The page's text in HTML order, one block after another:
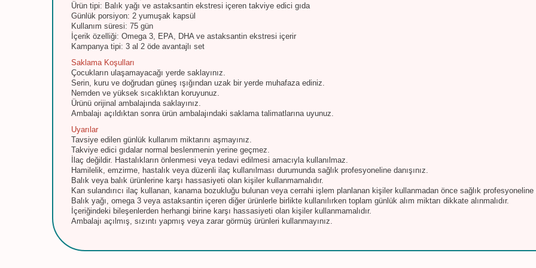
Ürün tipi: Balık yağı ve astaksantin ekstresi içeren takviye edici gıda
Günlük porsiyon: 2 yumuşak kapsül
Kullanım süresi: 75 gün
İçerik özelliği: Omega 3, EPA, DHA ve astaksantin ekstresi içerir
Kampanya tipi: 3 al 2 öde avantajlı set
Saklama Koşulları
Çocukların ulaşamayacağı yerde saklayınız.
Serin, kuru ve doğrudan güneş ışığından uzak bir yerde muhafaza ediniz.
Nemden ve yüksek sıcaklıktan koruyunuz.
Ürünü orijinal ambalajında saklayınız.
Ambalajı açıldıktan sonra ürün ambalajındaki saklama talimatlarına uyunuz.
Uyarılar
Tavsiye edilen günlük kullanım miktarını aşmayınız.
Takviye edici gıdalar normal beslenmenin yerine geçmez.
İlaç değildir. Hastalıkların önlenmesi veya tedavi edilmesi amacıyla kullanılmaz.
Hamilelik, emzirme, hastalık veya düzenli ilaç kullanılması durumunda sağlık profesyoneline danışınız.
Balık veya balık ürünlerine karşı hassasiyeti olan kişiler kullanmamalıdır.
Kan sulandırıcı ilaç kullanan, kanama bozukluğu bulunan veya cerrahi işlem planlanan kişiler kullanmadan önce sağlık profesyoneline
Balık yağı, omega 3 veya astaksantin içeren diğer ürünlerle birlikte kullanılırken toplam günlük alım miktarı dikkate alınmalıdır.
İçeriğindeki bileşenlerden herhangi birine karşı hassasiyeti olan kişiler kullanmamalıdır.
Ambalajı açılmış, sızıntı yapmış veya zarar görmüş ürünleri kullanmayınız.